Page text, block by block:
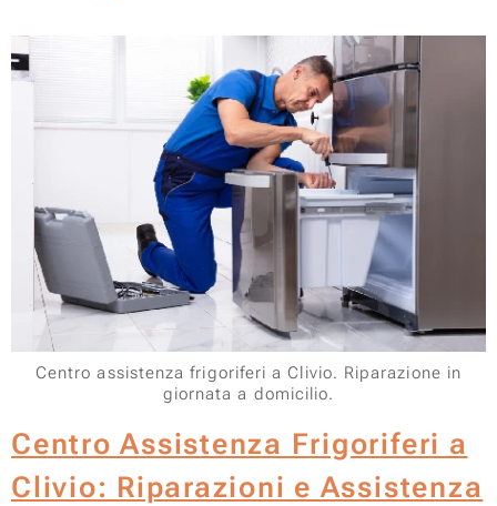
Centro assistenza frigoriferi a Clivio. Riparazione in
giornata a domicilio.
Centro Assistenza Frigoriferi a
Clivio: Riparazioni e Assistenza